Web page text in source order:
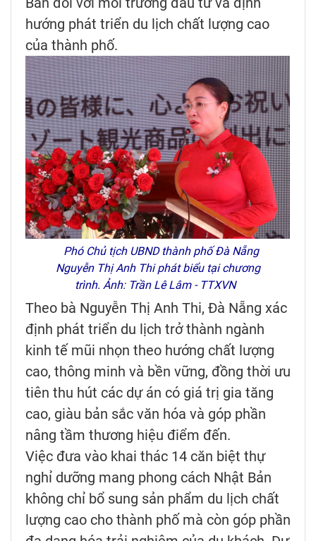
hướng phát triển du lịch chất lượng cao
của thành phố.
Phó Chủ tịch UBND thành phố Đà Nẵng
Nguyễn Thị Anh Thi phát biểu tại chương
trình. Ảnh: Trần Lê Lâm - TTXVN
Theo bà Nguyễn Thị Anh Thi, Đà Nẵng xác
định phát triển du lịch trở thành ngành
kinh tế mũi nhọn theo hướng chất lượng
cao, thông minh và bền vững, đồng thời ưu
tiên thu hút các dự án có giá trị gia tăng
cao, giàu bản sắc văn hóa và góp phần
nâng tầm thương hiệu điểm đến.
Việc đưa vào khai thác 14 căn biệt thự
nghỉ dưỡng mang phong cách Nhật Bản
không chỉ bổ sung sản phẩm du lịch chất
lượng cao cho thành phố mà còn góp phần